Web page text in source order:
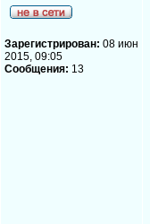
Зарегистрирован: 08 июн
2015, 09:05
Сообщения: 13